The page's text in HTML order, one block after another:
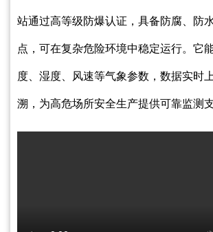
站通过高等级防爆认证，具备防腐、防
点，可在复杂危险环境中稳定运行。它
度、湿度、风速等气象参数，数据实时
溯，为高危场所安全生产提供可靠监测支